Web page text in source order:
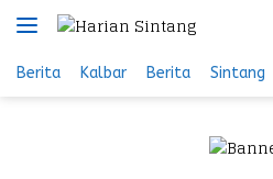
Langsung
ke
konten
Berita Kalbar Berita Sintang